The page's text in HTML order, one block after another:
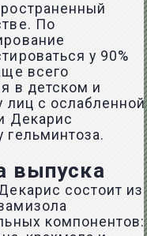
По
у 90%
всего
в детском и
лиц с ослабленной
Декарис
выпуска
состоит из
компонентов: